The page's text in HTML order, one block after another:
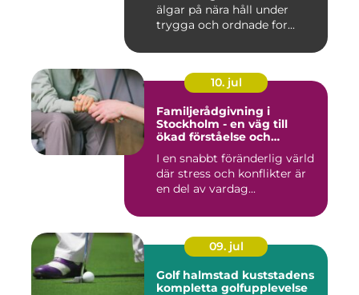
älgar på nära håll under
trygga och ordnade for...
10. jul
Familjerådgivning i
Stockholm - en väg till
ökad förståelse och
I en snabbt föränderlig värld
där stress och konflikter är
en del av vardag...
09. jul
Golf halmstad kuststadens
kompletta golfupplevelse